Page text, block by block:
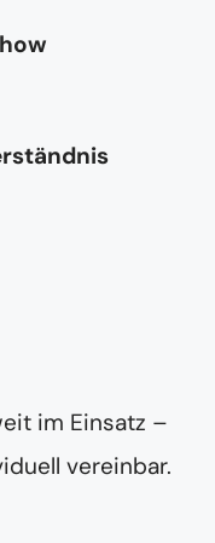
im Einsatz –
vereinbar.